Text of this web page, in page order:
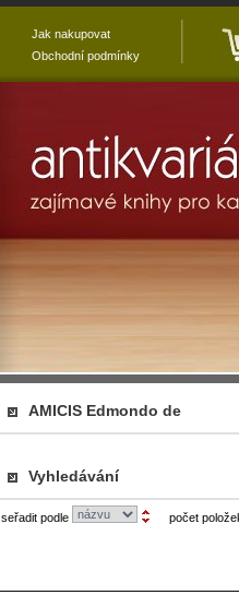
AMICIS Edmondo de
Vyhledávání
seřadit podle počet
Jak nakupovat
Obchodní podmínky